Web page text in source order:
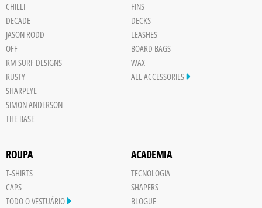
CHILLI
DECADE
JASON RODD
OFF
RM SURF DESIGNS
RUSTY
SHARPEYE
SIMON ANDERSON
THE BASE
FINS
DECKS
LEASHES
BOARD BAGS
WAX
ALL ACCESSORIES
ROUPA
T-SHIRTS
CAPS
TODO O VESTUÁRIO
ACADEMIA
TECNOLOGIA
SHAPERS
BLOGUE